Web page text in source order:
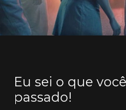
Eu sei o que
passado!